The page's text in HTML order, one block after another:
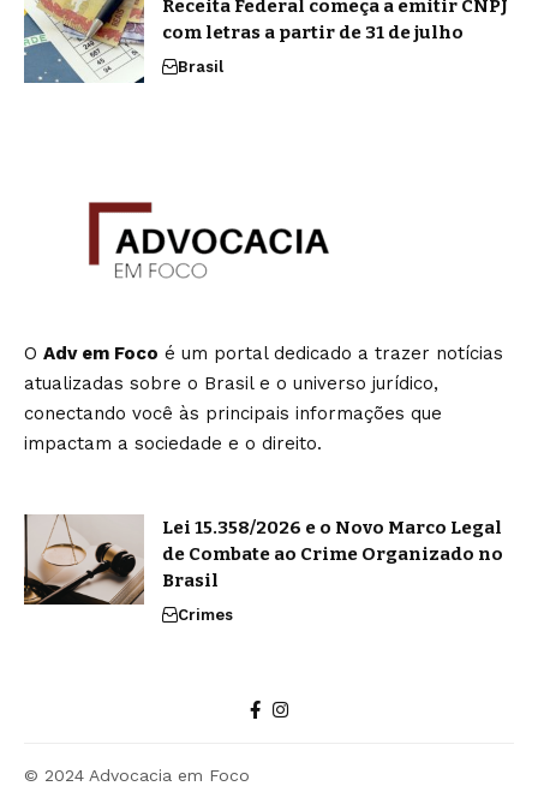
Receita Federal começa a emitir CNPJ
com letras a partir de 31 de julho
Brasil
O Adv em Foco é um portal dedicado a trazer notícias
atualizadas sobre o Brasil e o universo jurídico,
conectando você às principais informações que
impactam a sociedade e o direito.
Lei 15.358/2026 e o Novo Marco Legal
de Combate ao Crime Organizado no
Brasil
Crimes
© 2024 Advocacia em Foco